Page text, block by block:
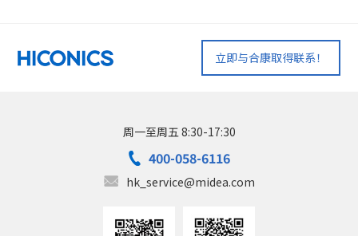
立即与合康取得联系！
周一至周五 8:30-17:30
400-058-6116
hk_service@midea.com